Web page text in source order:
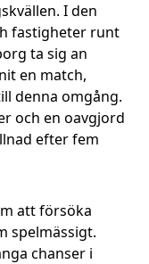
I den
fastigheter runt
ta sig an
en match,
denna omgång.
och en oavgjord
efter fem
att försöka
spelmässigt.
chanser i